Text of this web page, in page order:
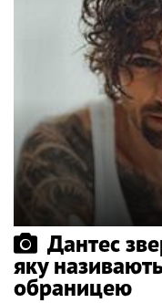
Дантес
яку
обраницею